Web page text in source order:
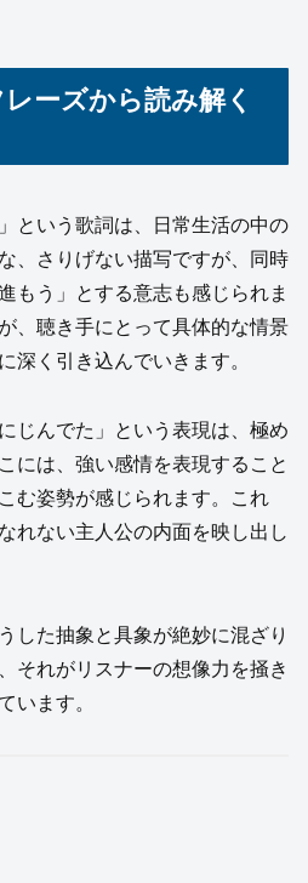
ーズから読み解く
という歌詞は、日常生活の中の
、さりげない描写ですが、同時
もう」とする意志も感じられま
、聴き手にとって具体的な情景
深く引き込んでいきます。
じんでた」という表現は、極め
には、強い感情を表現すること
む姿勢が感じられます。これ
れない主人公の内面を映し出し
した抽象と具象が絶妙に混ざり
それがリスナーの想像力を掻き
います。